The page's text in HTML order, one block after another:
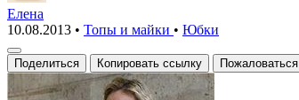
с
пышной
юбкой
Елена
10.08.2013 • Топы и майки • Юбки
Поделиться Копировать ссылку Пожаловаться